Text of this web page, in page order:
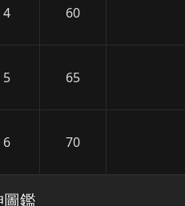
4 60
5 65
6 70
鑑